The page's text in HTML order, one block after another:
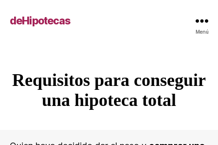
deHipotecas
Menú
Requisitos para conseguir
una hipoteca total